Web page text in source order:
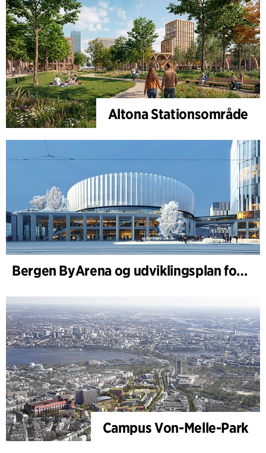
Altona Stationsområde
Bergen ByArena og udviklingsplan for Nygårdstangen
Campus Von-Melle-Park